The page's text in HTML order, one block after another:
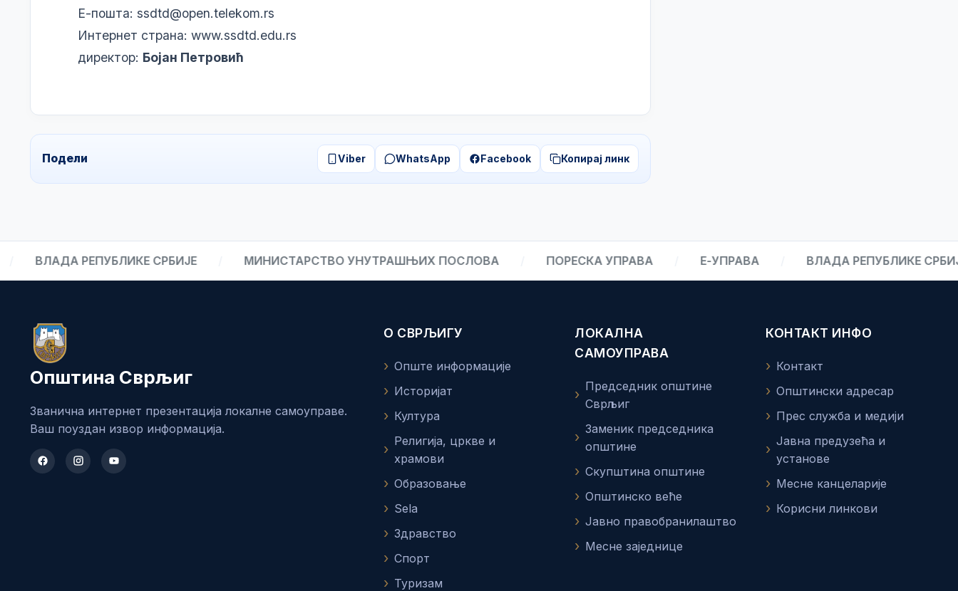
Е-пошта: ssdtd@open.telekom.rs
Интернет страна: www.ssdtd.edu.rs
директор: Бојан Петровић
Подели Viber WhatsApp Facebook Копирај линк
ВЛАДА РЕПУБЛИКЕ СРБИЈЕ / МИНИСТАРСТВО УНУТРАШЊИХ ПОСЛОВА / ПОРЕСКА УПРАВА / Е-УПРАВА / ВЛАДА РЕПУБЛИКЕ СРБИЈЕ
Општина Сврљиг
Званична интернет презентација локалне самоуправе.
Ваш поуздан извор информација.
О СВРЉИГУ
Опште информације
Историјат
Култура
Религија, цркве и
храмови
Образовање
Sela
Здравство
Спорт
Туризам
ЛОКАЛНА
САМОУПРАВА
Председник општине
Сврљиг
Заменик председника
општине
Скупштина општине
Општинско веће
Јавно правобранилаштво
Месне заједнице
КОНТАКТ ИНФО
Контакт
Општински адресар
Прес служба и медији
Јавна предузећа и
установе
Месне канцеларије
Корисни линкови